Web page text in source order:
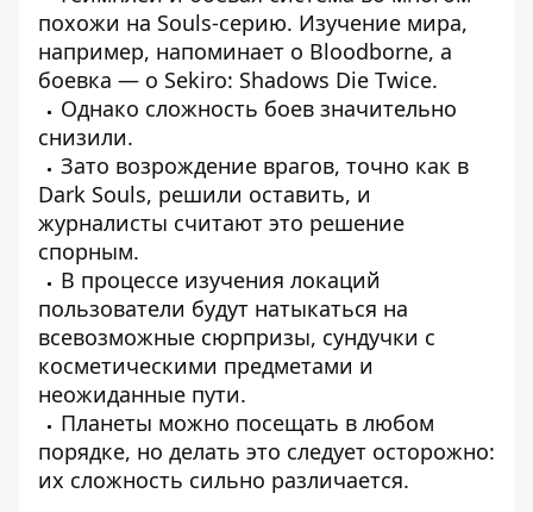
похожи на Souls-серию. Изучение мира,
например, напоминает о Bloodborne, а
боевка — о Sekiro: Shadows Die Twice.
Однако сложность боев значительно
снизили.
Зато возрождение врагов, точно как в
Dark Souls, решили оставить, и
журналисты считают это решение
спорным.
В процессе изучения локаций
пользователи будут натыкаться на
всевозможные сюрпризы, сундучки с
косметическими предметами и
неожиданные пути.
Планеты можно посещать в любом
порядке, но делать это следует осторожно:
их сложность сильно различается.